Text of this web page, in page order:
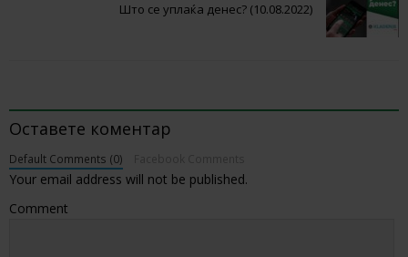
Што се уплаќа денес? (10.08.2022)
Оставете коментар
Default Comments (0)
Your email address will not be published.
Comment